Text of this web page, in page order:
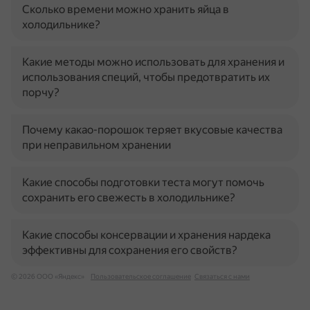
Сколько времени можно хранить яйца в
холодильнике?
Какие методы можно использовать для хранения и
использования специй, чтобы предотвратить их
порчу?
Почему какао-порошок теряет вкусовые качества
при неправильном хранении
Какие способы подготовки теста могут помочь
сохранить его свежесть в холодильнике?
Какие способы консервации и хранения нардека
эффективны для сохранения его свойств?
© 2026 ООО «Яндекс» Пользовательское соглашение Связаться с нами